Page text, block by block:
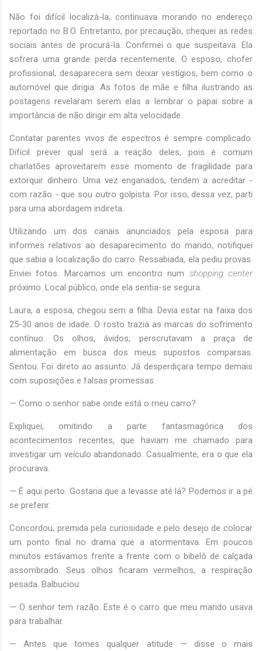
Não foi difícil localizá-la; continuava morando no endereço
reportado no B.O. Entretanto, por precaução, chequei as redes
sociais antes de procurá-la. Confirmei o que suspeitava. Ela
sofrera uma grande perda recentemente. O esposo, chofer
profissional, desaparecera sem deixar vestígios, bem como o
automóvel que dirigia. As fotos de mãe e filha ilustrando as
postagens revelaram serem elas a lembrar o papai sobre a
importância de não dirigir em alta velocidade.
Contatar parentes vivos de espectros é sempre complicado.
Difícil prever qual será a reação deles, pois é comum
charlatões aproveitarem esse momento de fragilidade para
extorquir dinheiro. Uma vez enganados, tendem a acreditar -
com razão - que sou outro golpista. Por isso, dessa vez, parti
para uma abordagem indireta.
Utilizando um dos canais anunciados pela esposa para
informes relativos ao desaparecimento do marido, notifiquei
que sabia a localização do carro. Ressabiada, ela pediu provas.
Enviei fotos. Marcamos um encontro num shopping center
próximo. Local público, onde ela sentia-se segura.
Laura, a esposa, chegou sem a filha. Devia estar na faixa dos
25-30 anos de idade. O rosto trazia as marcas do sofrimento
contínuo. Os olhos, ávidos, perscrutavam a praça de
alimentação em busca dos meus supostos comparsas.
Sentou. Foi direto ao assunto. Já desperdiçara tempo demais
com suposições e falsas promessas:
— Como o senhor sabe onde está o meu carro?
Expliquei, omitindo a parte fantasmagórica dos
acontecimentos recentes, que haviam me chamado para
investigar um veículo abandonado. Casualmente, era o que ela
procurava.
— É aqui perto. Gostaria que a levasse até lá? Podemos ir a pé
se preferir.
Concordou, premida pela curiosidade e pelo desejo de colocar
um ponto final no drama que a atormentava. Em poucos
minutos estávamos frente a frente com o bibelô de calçada
assombrado. Seus olhos ficaram vermelhos, a respiração
pesada. Balbuciou:
— O senhor tem razão. Este é o carro que meu marido usava
para trabalhar.
— Antes que tomes qualquer atitude — disse o mais